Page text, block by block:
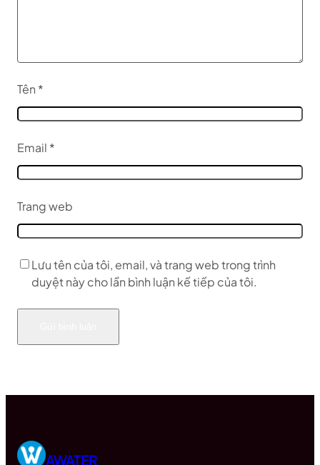
Tên *
Email *
Trang web
Lưu tên của tôi, email, và trang web trong trình
duyệt này cho lần bình luận kế tiếp của tôi.
AWATER